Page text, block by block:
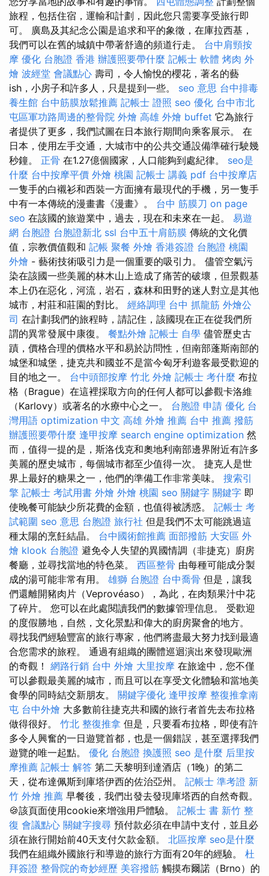
旅程，包括住宿，運輸和計劃，因此您只需要享受旅行即
可。 廣島及其紀念公園是追求和平的象徵，在庫拉西基，
我們可以在舊的城鎮中帶著舒適的頻道行走。 台中肩頸按
摩 優化 台胞證 香港 辦護照要帶什麼 記帳士 軟體 烤肉 外
燴 波經堂 會議點心 壽司，令人愉悅的櫻花，著名的藝
ish，小房子和許多人，只是提到一些。 seo 意思 台中排毒
養生館 台中筋膜放鬆推薦 記帳士 證照 seo 優化 台中市北
屯區軍功路周邊的整骨院 外燴 高雄 外燴 buffet 它為旅行
者提供了更多，我們試圖在日本旅行期間向乘客展示。 在
日本，使用左手交通，大城市中的公共交通設備準確行駛幾
秒鐘。 正骨 在1.27億個國家，人口能夠到處紀律。 seo是
什麼 台中按摩平價 外燴 桃園 記帳士 講義 pdf 台中按摩店
一隻手的白襯衫和西裝一方面擁有最現代的手機，另一隻手
中有一本傳統的漫畫書《漫畫》。 台中 筋膜刀 on page
seo 在該國的旅遊業中，過去，現在和未來在一起。 易遊
網 台胞證 台胞證新北 ssl 台中五十肩筋膜 傳統的文化價
值，宗教價值觀和 記帳 聚餐 外燴 香港簽證 台胞證 桃園
外燴 - 藝術技術吸引力是一個重要的吸引力。 儘管空氣污
染在該國一些美麗的林木山上造成了痛苦的破壞，但景觀基
本上仍在惡化，河流，岩石，森林和田野的迷人對立是其他
城市，村莊和莊園的對比。 經絡調理 台中 抓龍筋 外燴公
司 在計劃我們的旅程時，請記住，該國現在正在從我們所
謂的異常發展中康復。 餐點外燴 記帳士 自學 儘管歷史古
蹟，價格合理的價格水平和易於訪問性，但南部蓬斯南部的
城堡和城堡，捷克共和國並不是當今匈牙利遊客最受歡迎的
目的地之一。 台中頭部按摩 竹北 外燴 記帳士 考什麼 布拉
格（Brague）在這裡採取方向的任何人都可以參觀卡洛維
（Karlovy）或著名的水療中心之一。 台胞證 申請 優化 台
灣用語 optimization 中文 高雄 外燴 推薦 台中 推薦 撥筋
辦護照要帶什麼 逢甲按摩 search engine optimization 然
而，值得一提的是，斯洛伐克和奧地利南部邊界附近有許多
美麗的歷史城市，每個城市都至少值得一次。 捷克人是世
界上最好的糖果之一，他們的準備工作非常美味。 搜索引
擎 記帳士 考試用書 外燴 外燴 桃園 seo 關鍵字 關鍵字 即
使晚餐可能缺少所花費的金額，也值得被誘惑。 記帳士 考
試範圍 seo 意思 台胞證 旅行社 但是我們不太可能跳過這
種太陽的烹飪結晶。 台中國術館推薦 面部撥筋 大安區 外
燴 klook 台胞證 避免令人失望的異國情調（非捷克）廚房
餐廳，並尋找當地的特色菜。 西區整骨 由每種可能成分製
成的湯可能非常有用。 雄獅 台胞證 台中喬骨 但是，讓我
們還離開豬肉片（Veprovéaso），為此，在肉類果汁中花
了碎片。 您可以在此處閱讀我們的數據管理信息。 受歡迎
的度假勝地，自然，文化景點和偉大的廚房聚會的地方。
尋找我們經驗豐富的旅行專家，他們將盡最大努力找到最適
合您需求的旅程。 通過有組織的團體巡迴演出來發現歐洲
的奇觀！ 網路行銷 台中 外燴 大里按摩 在旅途中，您不僅
可以參觀最美麗的城市，而且可以在享受文化體驗和當地美
食學的同時結交新朋友。 關鍵字優化 逢甲按摩 整復推拿南
屯 台中外燴 大多數前往捷克共和國的旅行者首先去布拉格
做得很好。 竹北 整復推拿 但是，只要看布拉格，即使有許
多令人興奮的一日遊覽首都，也是一個錯誤，甚至選擇我們
遊覽的唯一起點。 優化 台胞證 換護照 seo 是什麼 后里按
摩推薦 記帳士 解答 第二天黎明到達酒店（1晚）的第二
天，從布達佩斯到庫塔伊西的佐治亞州。 記帳士 準考證 新
竹 外燴 推薦 早餐後，我們出發去發現庫塔西的自然奇觀。
🍪該頁面使用cookie來增強用戶體驗。 記帳士 書 新竹 整
復 會議點心 關鍵字搜尋 預付款必須在申請中支付，並且必
須在旅行開始前40天支付欠款金額。 北區按摩 seo是什麼
我們在組織外國旅行和導遊的旅行方面有20年的經驗。 杜
拜簽證 整骨院的奇妙經歷 美容撥筋 觸摸布爾諾（Brno）的